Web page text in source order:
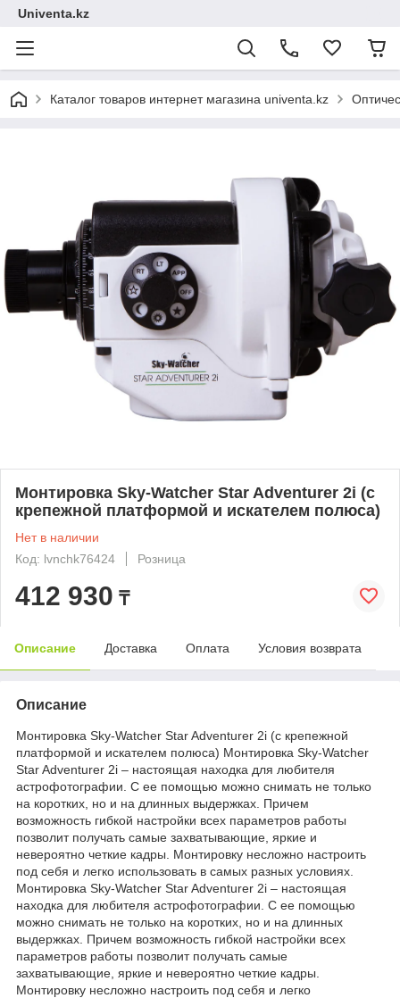
Univenta.kz
Каталог товаров интернет магазина univenta.kz
Монтировка Sky-Watcher Star Adventurer 2i (с
крепежной платформой и искателем полюса)
Нет в наличии
Код: lvnchk76424
Розница
412 930 ₸
Описание Доставка Оплата Условия возврата
Описание
Монтировка Sky-Watcher Star Adventurer 2i (с крепежной
платформой и искателем полюса) Монтировка Sky-Watcher
Star Adventurer 2i – настоящая находка для любителя
астрофотографии. С ее помощью можно снимать не только
на коротких, но и на длинных выдержках. Причем
возможность гибкой настройки всех параметров работы
позволит получать самые захватывающие, яркие и
невероятно четкие кадры. Монтировку несложно настроить
под себя и легко использовать в самых разных условиях.
Монтировка Sky-Watcher Star Adventurer 2i – настоящая
находка для любителя астрофотографии. С ее помощью
можно снимать не только на коротких, но и на длинных
выдержках. Причем возможность гибкой настройки всех
параметров работы позволит получать самые
захватывающие, яркие и невероятно четкие кадры.
Монтировку несложно настроить под себя и легко